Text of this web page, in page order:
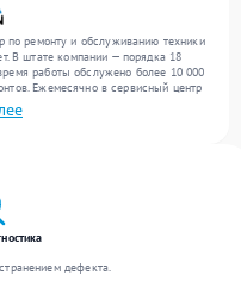
по ремонту и обслуживанию техники
В штате компании — порядка 18
работы обслужено более 10 000
Ежемесячно в сервисный центр
, . Мы работаем с широким спектром
качества благодаря опыту
дефекта.